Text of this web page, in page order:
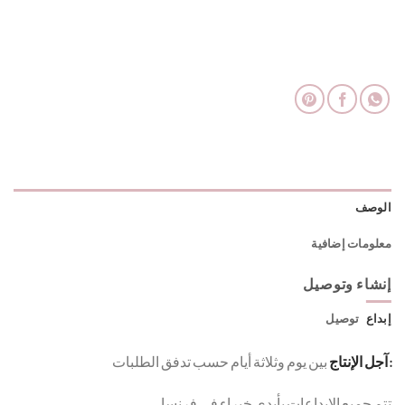
الوصف
معلومات إضافية
إنشاء وتوصيل
إبداع توصيل
: آجل الإنتاج بين يوم وثلاثة أيام حسب تدفق الطلبات